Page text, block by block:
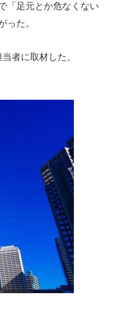
「足元とか危なくない
った。
者に取材した。